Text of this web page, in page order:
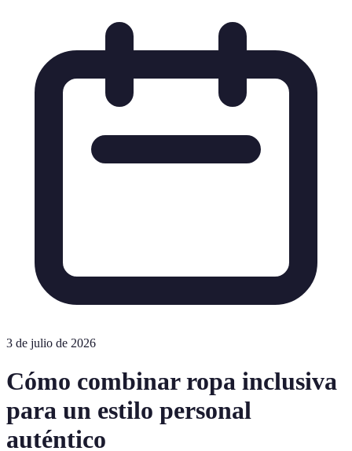
3 de julio de 2026
Cómo combinar ropa inclusiva
para un estilo personal
auténtico